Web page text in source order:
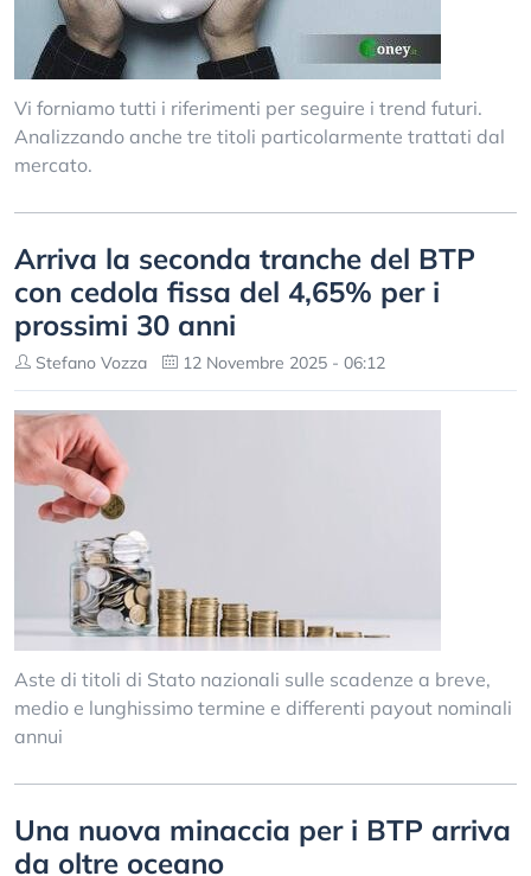
Vi forniamo tutti i riferimenti per seguire i trend futuri.
Analizzando anche tre titoli particolarmente trattati dal
mercato.
Arriva la seconda tranche del BTP
con cedola fissa del 4,65% per i
prossimi 30 anni
Stefano Vozza 12 Novembre 2025 - 06:12
Aste di titoli di Stato nazionali sulle scadenze a breve,
medio e lunghissimo termine e differenti payout nominali
annui
Una nuova minaccia per i BTP arriva
da oltre oceano